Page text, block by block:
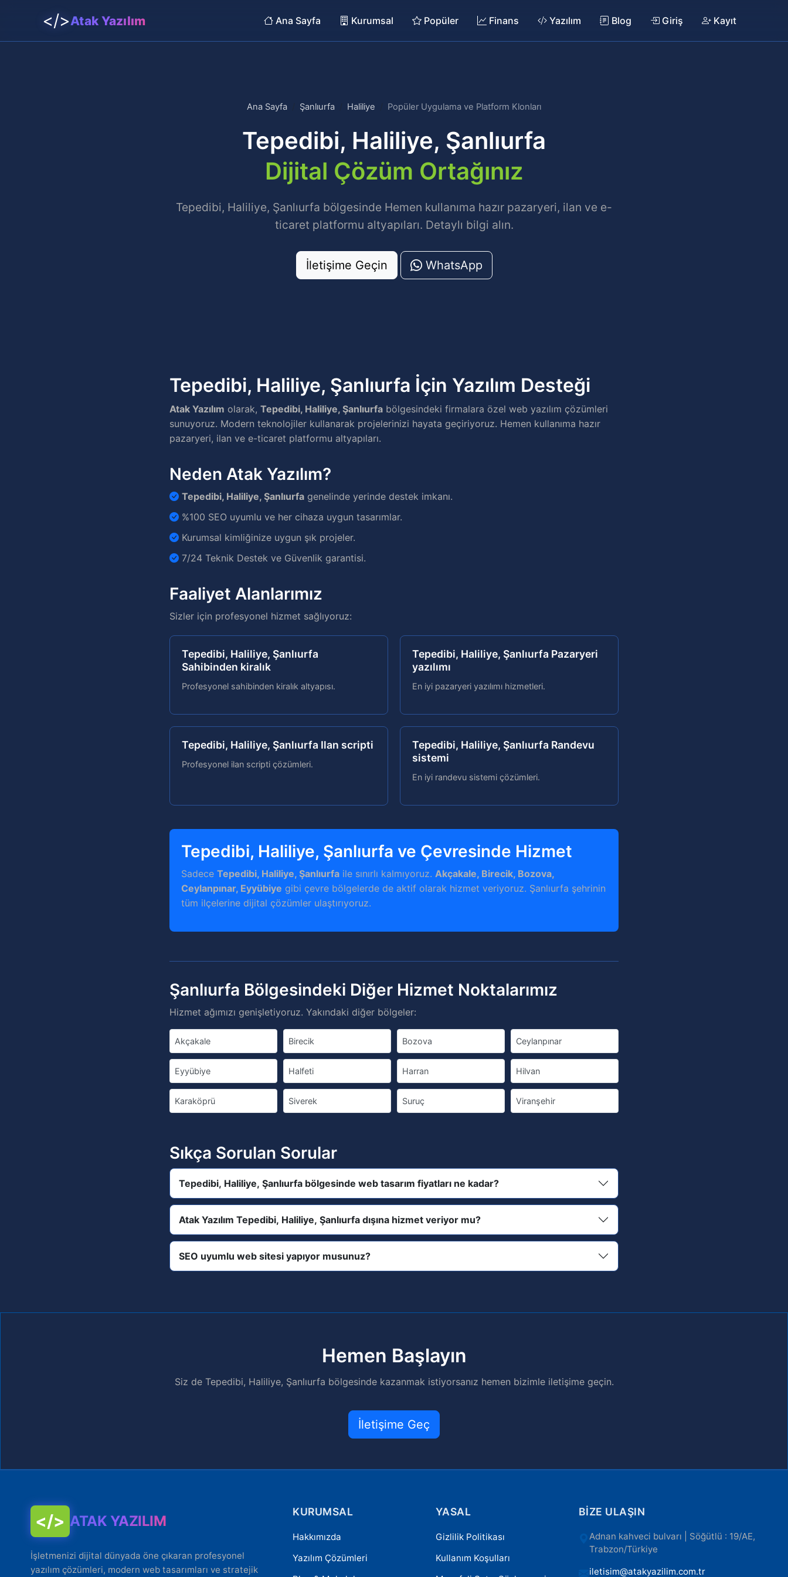
</>Atak Yazılım Ana Sayfa Kurumsal Popüler Finans Yazılım Blog Giriş Kayıt
Ana Sayfa Şanlıurfa Haliliye Popüler Uygulama ve Platform Klonları
Tepedibi, Haliliye, Şanlıurfa
Dijital Çözüm Ortağınız
Tepedibi, Haliliye, Şanlıurfa bölgesinde Hemen kullanıma hazır pazaryeri, ilan ve e-
ticaret platformu altyapıları. Detaylı bilgi alın.
İletişime Geçin WhatsApp
Tepedibi, Haliliye, Şanlıurfa İçin Yazılım Desteği
Atak Yazılım olarak,Tepedibi, Haliliye, Şanlıurfa bölgesindeki firmalara özel web yazılım çözümleri
sunuyoruz. Modern teknolojiler kullanarak projelerinizi hayata geçiriyoruz. Hemen kullanıma hazır
pazaryeri, ilan ve e-ticaret platformu altyapıları.
Neden Atak Yazılım?
Tepedibi, Haliliye, Şanlıurfa genelinde yerinde destek imkanı.
%100 SEO uyumlu ve her cihaza uygun tasarımlar.
Kurumsal kimliğinize uygun şık projeler.
7/24 Teknik Destek ve Güvenlik garantisi.
Faaliyet Alanlarımız
Sizler için profesyonel hizmet sağlıyoruz:
Tepedibi, Haliliye, Şanlıurfa
Sahibinden kiralık
Profesyonel sahibinden kiralık altyapısı.
Tepedibi, Haliliye, Şanlıurfa Pazaryeri
yazılımı
En iyi pazaryeri yazılımı hizmetleri.
Tepedibi, Haliliye, Şanlıurfa Ilan scripti
Profesyonel ilan scripti çözümleri.
Tepedibi, Haliliye, Şanlıurfa Randevu
sistemi
En iyi randevu sistemi çözümleri.
Tepedibi, Haliliye, Şanlıurfa ve Çevresinde Hizmet
SadeceTepedibi, Haliliye, Şanlıurfa ile sınırlı kalmıyoruz.Akçakale, Birecik, Bozova,
Ceylanpınar, Eyyübiye gibi çevre bölgelerde de aktif olarak hizmet veriyoruz. Şanlıurfa şehrinin
tüm ilçelerine dijital çözümler ulaştırıyoruz.
Şanlıurfa Bölgesindeki Diğer Hizmet Noktalarımız
Hizmet ağımızı genişletiyoruz. Yakındaki diğer bölgeler:
Akçakale Birecik Bozova Ceylanpınar
Eyyübiye Halfeti Harran Hilvan
Karaköprü Siverek Suruç Viranşehir
Sıkça Sorulan Sorular
Tepedibi, Haliliye, Şanlıurfa bölgesinde web tasarım fiyatları ne kadar?
Atak Yazılım Tepedibi, Haliliye, Şanlıurfa dışına hizmet veriyor mu?
SEO uyumlu web sitesi yapıyor musunuz?
Hemen Başlayın
Siz de Tepedibi, Haliliye, Şanlıurfa bölgesinde kazanmak istiyorsanız hemen bizimle iletişime geçin.
İletişime Geç
</> ATAK YAZILIM
İşletmenizi dijital dünyada öne çıkaran profesyonel
yazılım çözümleri, modern web tasarımları ve stratejik
KURUMSAL
Hakkımızda
Yazılım Çözümleri
YASAL
Gizlilik Politikası
Kullanım Koşulları
BIZE ULAŞIN
Adnan kahveci bulvarı | Söğütlü : 19/AE,
Trabzon/Türkiye
iletisim@atakyazilim.com.tr